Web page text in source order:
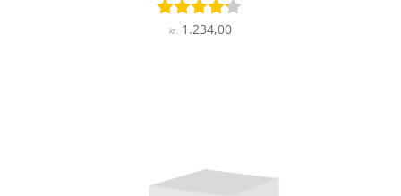
Vurderet
kr. 1.234,00